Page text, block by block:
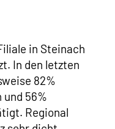
in Steinach
In den letzten
82%
56%
Regional